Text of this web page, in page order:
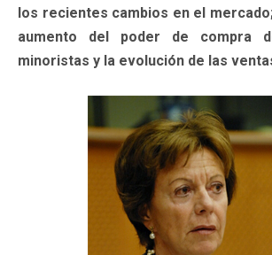
los recientes cambios en el
aumento del poder de compra
minoristas y la evolución de las